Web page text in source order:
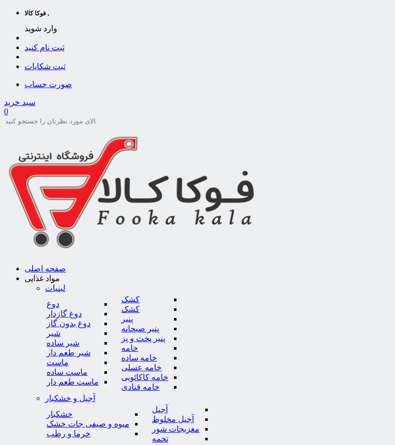
فوکا کالا ,
وارد شوید
ثبت نام کنید
ثبت شکایات
صورت حساب
سبد خرید
0
صفحه اصلی
مواد غذایی
لبنیات
کشک
کشک
پنیر
پنیر صبحانه
پنیر پخت و پز
خامه
خامه ساده
خامه عسلی
خامه کاکائویی
خامه قنادی
دوغ
دوغ گازدار
دوغ بدون گاز
شیر
شیر ساده
شیر طعم دار
ماست
ماست ساده
ماست طعم دار
آجیل و خشکبار
آجیل
آجیل مخلوط
مغزیجات شور
تخمه
خشکبار
میوه و صیفی جات خشک
خرما و رطب